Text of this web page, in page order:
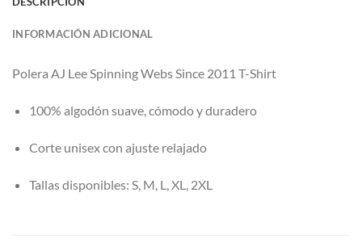
INFORMACIÓN ADICIONAL
Polera AJ Lee Spinning Webs Since 2011 T-Shirt
100% algodón suave, cómodo y duradero
Corte unisex con ajuste relajado
Tallas disponibles: S, M, L, XL, 2XL